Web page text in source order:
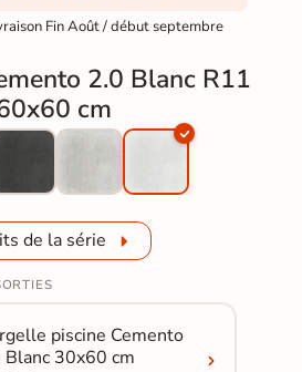
Fin Août / début septembre
2.0 Blanc R11
cm
de la série
piscine Cemento
Blanc 30x60 cm